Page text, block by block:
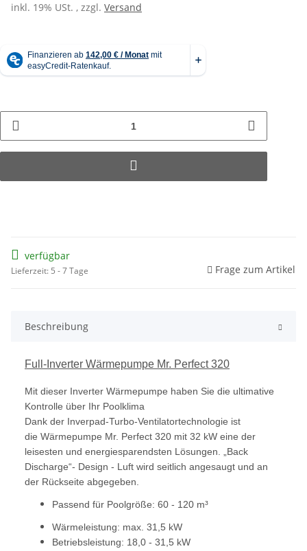
inkl. 19% USt. , zzgl. Versand
verfügbar
Lieferzeit: 5 - 7 Tage Frage zum Artikel
Beschreibung
Full-Inverter Wärmepumpe Mr. Perfect 320
Mit dieser Inverter Wärmepumpe haben Sie die ultimative
Kontrolle über Ihr Poolklima
Dank der Inverpad-Turbo-Ventilatortechnologie ist
die Wärmepumpe Mr. Perfect 320 mit 32 kW eine der
leisesten und energiesparendsten Lösungen. „Back
Discharge“- Design - Luft wird seitlich angesaugt und an
der Rückseite abgegeben.
Passend für Poolgröße: 60 - 120 m³
Wärmeleistung: max. 31,5 kW
Betriebsleistung: 18,0 - 31,5 kW